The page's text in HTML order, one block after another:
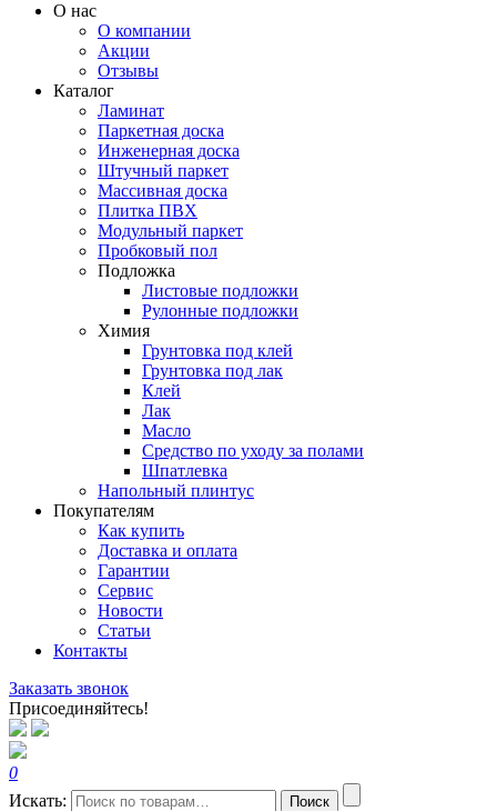
О нас
О компании
Акции
Отзывы
Каталог
Ламинат
Паркетная доска
Инженерная доска
Штучный паркет
Массивная доска
Плитка ПВХ
Модульный паркет
Пробковый пол
Подложка
Листовые подложки
Рулонные подложки
Химия
Грунтовка под клей
Грунтовка под лак
Клей
Лак
Масло
Средство по уходу за полами
Шпатлевка
Напольный плинтус
Покупателям
Как купить
Доставка и оплата
Гарантии
Сервис
Новости
Статьи
Контакты
Заказать звонок
Присоединяйтесь!
0
Искать:
Поиск